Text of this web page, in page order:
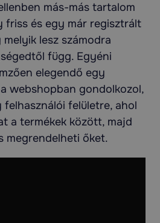
más-más tartalom
friss és egy már regisztrált
lesz számodra
függ. Egyéni
elegendő egy
webshopban gondolkozol,
felhasználói felületre, ahol
a termékek között, majd
megrendelheti őket.